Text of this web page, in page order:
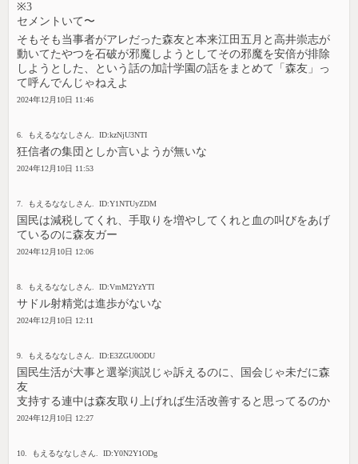
※3
セメントいて〜
そもそも当事者がアレだった森友と本来江田五月と高井崇志が
動いてたやつを石破が邪魔しようとしてその邪魔を安倍が排除
しようとした、という話の加計学園の話をまとめて「森友」っ
て呼んでんじゃねえよ
2024年12月10日 11:46
6. もえるななしさん. ID:kzNjU3NTI
狂信者の集団としか言いようが無いな
2024年12月10日 11:53
7. もえるななしさん. ID:Y1NTUyZDM
国民は減税してくれ、手取りを増やしてくれと血の叫びをあげ
ているのに森友ガー
2024年12月10日 12:06
8. もえるななしさん. ID:VmM2YzYTI
サドル射精党は進歩がないな
2024年12月10日 12:11
9. もえるななしさん. ID:E3ZGU0ODU
国民生活が大事と選挙演説じゃ訴えるのに、国会じゃ未だに森
友
支持する連中は森友取り上げれば生活改善すると思ってるのか
2024年12月10日 12:27
10. もえるななしさん. ID:Y0N2Y1ODg